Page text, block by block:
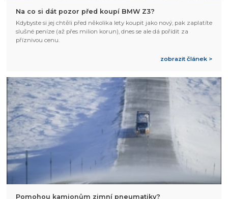
Na co si dát pozor před koupí BMW Z3?
Kdybyste si jej chtěli před několika lety koupit jako nový, pak zaplatíte
slušné peníze (až přes milion korun), dnes se ale dá pořídit za
příznivou cenu.
zobrazit článek >
Pomohou kamionům zimní pneumatiky?